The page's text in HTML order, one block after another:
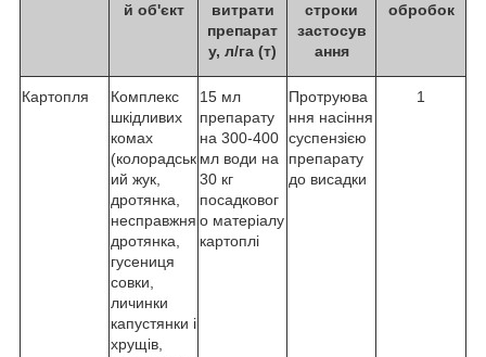
й об'єкт
витрати
препарат
у, л/га (т)
строки
застосув
ання
обробок
Картопля
Комплекс
шкідливих
комах
(колорадськ
ий жук,
дротянка,
несправжня
дротянка,
гусениця
совки,
личинки
капустянки і
хрущів,
15 мл
препарату
на 300-400
мл води на
30 кг
посадковог
о матеріалу
картоплі
Протруюва
ння насіння
суспензією
препарату
до висадки
1